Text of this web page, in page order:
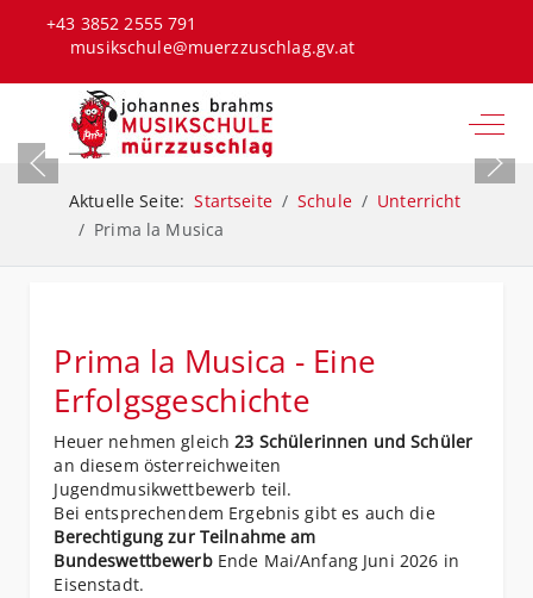
+43 3852 2555 791
musikschule@muerzzuschlag.gv.at
Off-
Aktuelle Seite:Startseite Schule
Unterricht
Prima la Musica
Prima la Musica - Eine
Erfolgsgeschichte
Heuer nehmen gleich23 Schülerinnen und Schüler
an diesem österreichweiten
Jugendmusikwettbewerb teil.
Bei entsprechendem Ergebnis gibt es auch die
Berechtigung zur Teilnahme am
BundeswettbewerbEnde Mai/Anfang Juni 2026 in
Eisenstadt.